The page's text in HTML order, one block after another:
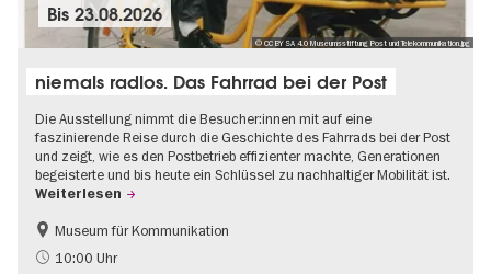
© CC BY SA 4.0 Museumsstiftung Post und Telekommunikation.jpg
Bis23.08.2026
niemals radlos. Das Fahrrad bei der Post
Die Ausstellung nimmt die Besucher:innen mit auf eine
faszinierende Reise durch die Geschichte des Fahrrads bei der Post
und zeigt, wie es den Postbetrieb effizienter machte, Generationen
begeisterte und bis heute ein Schlüssel zu nachhaltiger Mobilität ist.
Weiterlesen
Geschichte
Nachhaltigkeit
Museum für Kommunikation
10:00 Uhr